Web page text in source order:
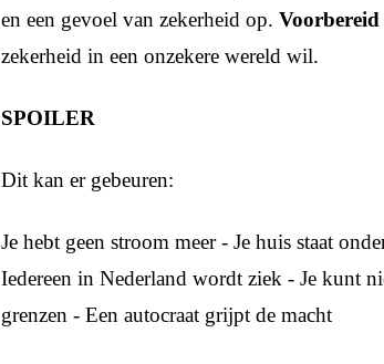
en een gevoel van zekerheid op.
zekerheid in een onzekere wereld wil.
SPOILER
Dit kan er gebeuren:
Je hebt geen stroom meer - Je huis staat
Iedereen in Nederland wordt ziek - Je kunt
grenzen - Een autocraat grijpt de macht